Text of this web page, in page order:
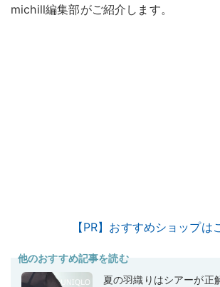
michill編集部がご紹介します。
【PR】おすすめショップは
他のおすすめ記事を読む
夏の羽織りはシアーが